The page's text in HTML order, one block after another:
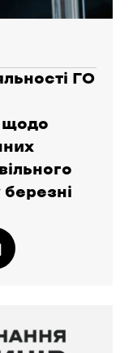
ГО
щодо
березні